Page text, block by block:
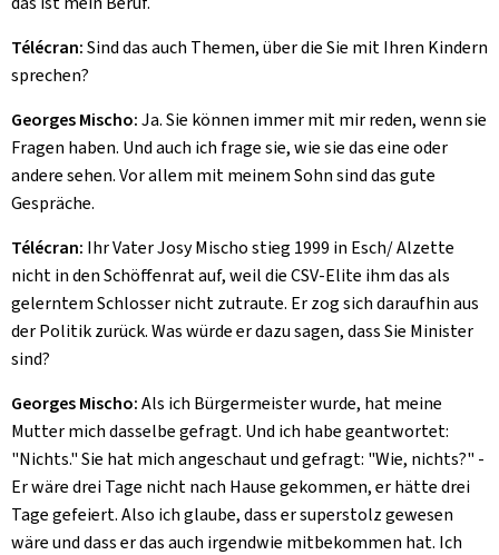
Télécran:Sind das auch Themen, über die Sie mit Ihren Kindern
sprechen?
Georges Mischo:Ja. Sie können immer mit mir reden, wenn sie
Fragen haben. Und auch ich frage sie, wie sie das eine oder
andere sehen. Vor allem mit meinem Sohn sind das gute
Gespräche.
Télécran: Ihr Vater Josy Mischo stieg 1999 in Esch/ Alzette
nicht in den Schöffenrat auf, weil die CSV-Elite ihm das als
gelerntem Schlosser nicht zutraute. Er zog sich daraufhin aus
der Politik zurück. Was würde er dazu sagen, dass Sie Minister
sind?
Georges Mischo:Als ich Bürgermeister wurde, hat meine
Mutter mich dasselbe gefragt. Und ich habe geantwortet:
"Nichts." Sie hat mich angeschaut und gefragt: "Wie, nichts?" -
Er wäre drei Tage nicht nach Hause gekommen, er hätte drei
Tage gefeiert. Also ich glaube, dass er superstolz gewesen
wäre und dass er das auch irgendwie mitbekommen hat. Ich